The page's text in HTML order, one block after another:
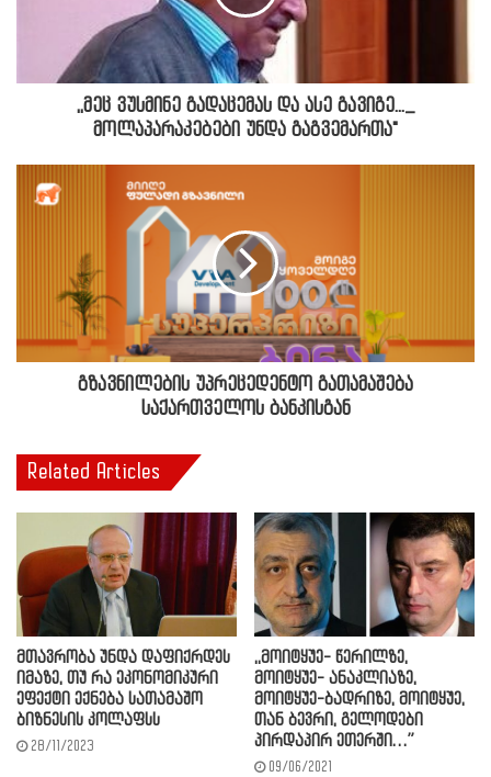
,,მეც ვუსმინე გადაცემას და ასე გავიგე..._
მოლაპარაკებები უნდა გაგვემართა"
გზავნილების უპრეცედენტო გათამაშება
საქართველოს ბანკისგან
Related Articles
მთავრობა უნდა დაფიქრდეს
იმაზე, თუ რა ეკონომიკური
ეფექტი ექნება სათამაშო
ბიზნესის კოლაფსს
28/11/2023
,,მოიტყუე- წერილზე,
მოიტყუე- ანაკლიაზე,
მოიტყუე-ბადრიზე, მოიტყუე,
თან ბევრი, გელოდები
პირდაპირ ეთერში…”
09/06/2021